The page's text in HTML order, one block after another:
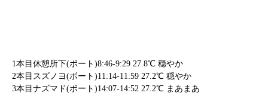
1本目休憩所下(ボート)8:46-9:29 27.8℃ 穏やか
2本目スズノヨ(ボート)11:14-11:59 27.2℃ 穏やか
3本目ナズマド(ボート)14:07-14:52 27.2℃ まあまあ